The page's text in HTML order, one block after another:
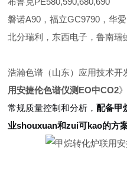
磐诺A90，福立GC9790，华
北分瑞利，东西电子，鲁南瑞
浩瀚色谱（山东）应用技术开
用安捷伦色谱仪测EO中CO2》
常规质量控制和分析，配备甲
业shouxuan和zui可kao的方